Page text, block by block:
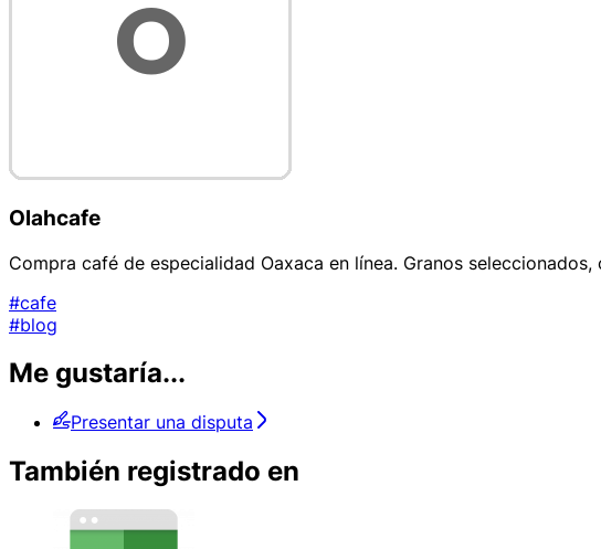
Olahcafe
Compra café de especialidad Oaxaca en línea. Granos
#cafe
#blog
Me gustaría...
Presentar una disputa
También registrado en